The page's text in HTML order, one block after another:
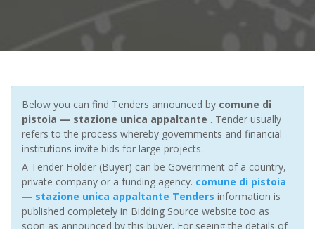
Below you can find Tenders announced by comune di
pistoia — stazione unica appaltante . Tender usually
refers to the process whereby governments and financial
institutions invite bids for large projects.
A Tender Holder (Buyer) can be Government of a country,
private company or a funding agency. comune di pistoia
— stazione unica appaltante Tenders information is
published completely in Bidding Source website too as
soon as announced by this buyer. For seeing the details of